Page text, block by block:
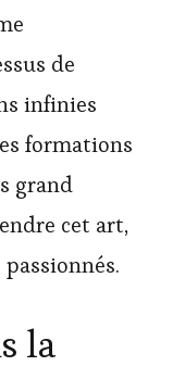
de
infinies
formations
grand
cet art,
la